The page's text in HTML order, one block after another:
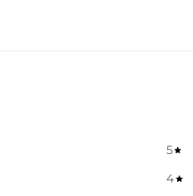
5
4